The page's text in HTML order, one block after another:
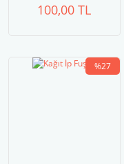
Rope
100,00 TL
%27